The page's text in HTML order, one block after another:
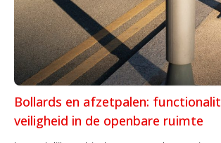
Bollards en afzetpalen:
veiligheid in de openbare ruimte